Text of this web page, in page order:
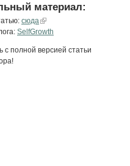
материал:
сюда
SelfGrowth
с полной версией статьи